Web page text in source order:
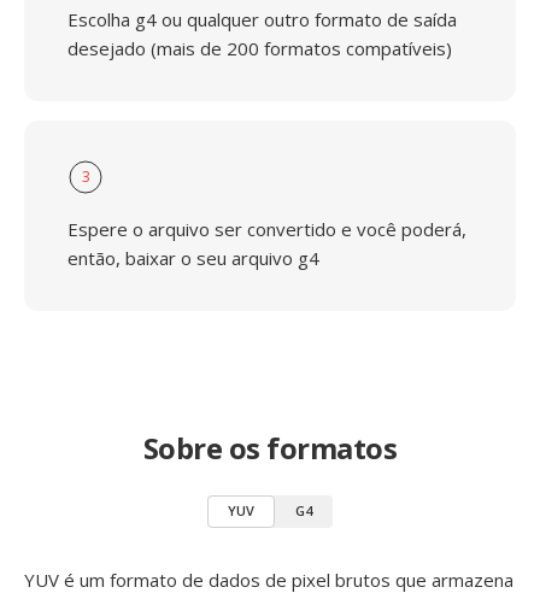
Escolha g4 ou qualquer outro formato de saída
desejado (mais de 200 formatos compatíveis)
3
Espere o arquivo ser convertido e você poderá,
então, baixar o seu arquivo g4
Sobre os formatos
YUV G4
YUV é um formato de dados de pixel brutos que armazena